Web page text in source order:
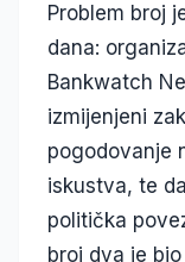
Problem broj
dana:
Bankwatch
izmijenjeni
pogodovanje
iskustva, te
politička
broj dva je